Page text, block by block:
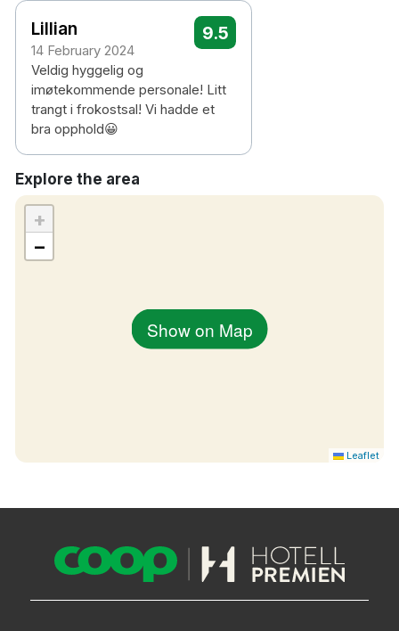
30 minuters promenad till Hafslund Hovedgård
1.5 timmes bilresa till Oslo Gardermoen
flygplats
Lillian
14 February 2024
9.5
Veldig hyggelig og
imøtekommende personale! Litt
trangt i frokostsal! Vi hadde et
bra opphold😀
Explore the area
Show on Map
+
−
Leaflet